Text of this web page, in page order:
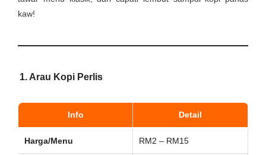
kaw!
1. Arau Kopi Perlis
Info Detail
Harga/Menu RM2 – RM15